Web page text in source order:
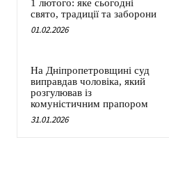
1 лютого: яке сьогодні
свято, традиції та заборони
01.02.2026
На Дніпропетровщині суд
виправдав чоловіка, який
розгулював із
комуністичним прапором
31.01.2026